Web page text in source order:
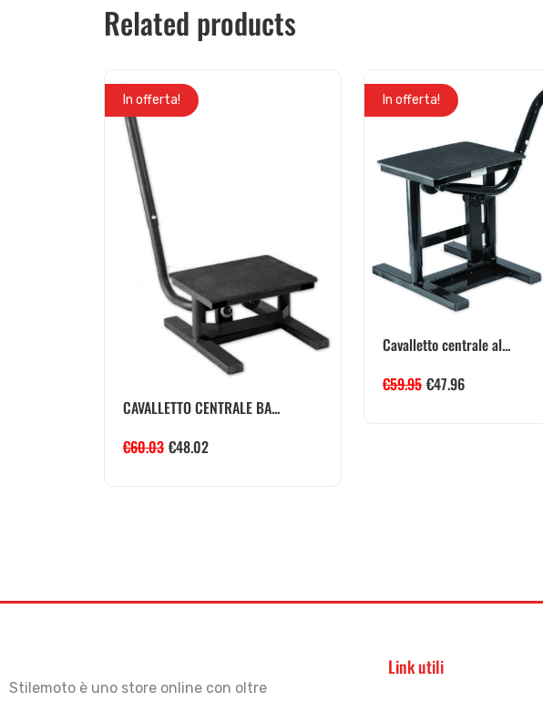
Related products
In offerta!
CAVALLETTO CENTRALE BA...
€60.03 €48.02
In offerta!
Cavalletto centrale al...
€59.95 €47.96
Stilemoto è uno store online con oltre
Link utili